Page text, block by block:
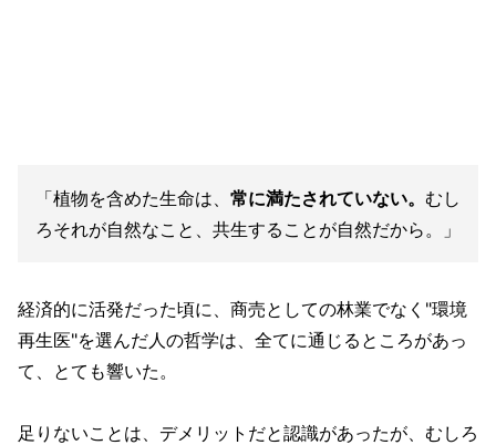
「植物を含めた生命は、 常に満たされていない。 むし
ろそれが自然なこと、共生することが自然だから。」
経済的に活発だった頃に、商売としての林業でなく"環境
再生医"を選んだ人の哲学は、全てに通じるところがあっ
て、とても響いた。
足りないことは、デメリットだと認識があったが、むしろ